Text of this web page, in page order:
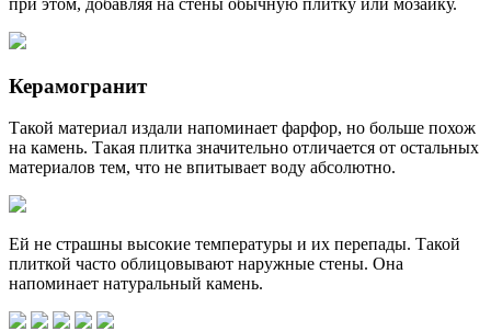
Керамогранит
Такой материал издали напоминает фарфор, но больше похож
на камень. Такая плитка значительно отличается от остальных
материалов тем, что не впитывает воду абсолютно.
Ей не страшны высокие температуры и их перепады. Такой
плиткой часто облицовывают наружные стены. Она
напоминает натуральный камень.